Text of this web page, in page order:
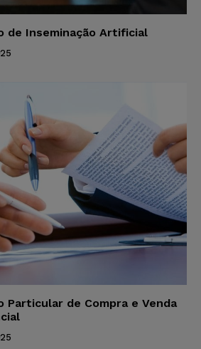
de Inseminação Artificial
Particular de Compra e Venda